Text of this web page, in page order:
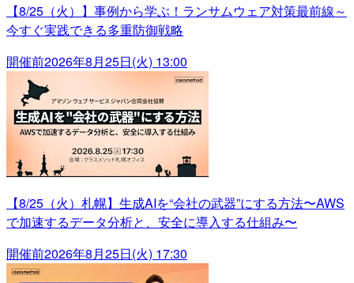
【8/25（火）】事例から学ぶ！ランサムウェア対策最前線～
今すぐ実践できる多重防御戦略
開催前2026年8月25日(火) 13:00
【8/25（火）札幌】生成AIを“会社の武器”にする方法〜AWS
で加速するデータ分析と、安全に導入する仕組み〜
開催前2026年8月25日(火) 17:30